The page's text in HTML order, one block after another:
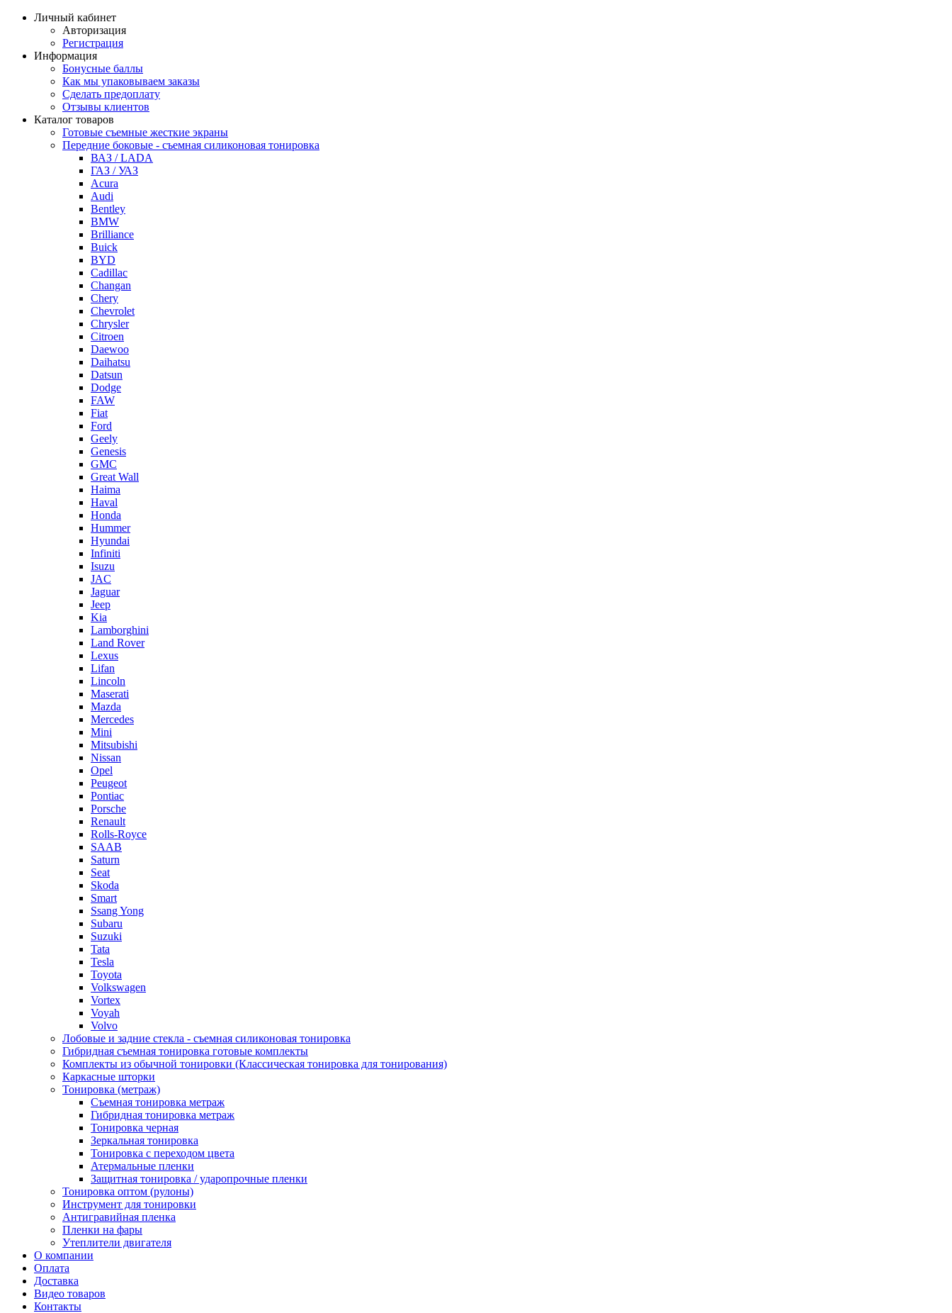
Личный кабинет
Авторизация
Регистрация
Информация
Бонусные баллы
Как мы упаковываем заказы
Сделать предоплату
Отзывы клиентов
Каталог товаров
Готовые съемные жесткие экраны
Передние боковые - съемная силиконовая тонировка
ВАЗ / LADA
ГАЗ / УАЗ
Acura
Audi
Bentley
BMW
Brilliance
Buick
BYD
Cadillac
Changan
Chery
Chevrolet
Chrysler
Citroen
Daewoo
Daihatsu
Datsun
Dodge
FAW
Fiat
Ford
Geely
Genesis
GMC
Great Wall
Haima
Haval
Honda
Hummer
Hyundai
Infiniti
Isuzu
JAC
Jaguar
Jeep
Kia
Lamborghini
Land Rover
Lexus
Lifan
Lincoln
Maserati
Mazda
Mercedes
Mini
Mitsubishi
Nissan
Opel
Peugeot
Pontiac
Porsche
Renault
Rolls-Royce
SAAB
Saturn
Seat
Skoda
Smart
Ssang Yong
Subaru
Suzuki
Tata
Tesla
Toyota
Volkswagen
Vortex
Voyah
Volvo
Лобовые и задние стекла - съемная силиконовая тонировка
Гибридная съемная тонировка готовые комплекты
Комплекты из обычной тонировки (Классическая тонировка для тонирования)
Каркасные шторки
Тонировка (метраж)
Съемная тонировка метраж
Гибридная тонировка метраж
Тонировка черная
Зеркальная тонировка
Тонировка с переходом цвета
Атермальные пленки
Защитная тонировка / ударопрочные пленки
Тонировка оптом (рулоны)
Инструмент для тонировки
Антигравийная пленка
Пленки на фары
Утеплители двигателя
О компании
Оплата
Доставка
Видео товаров
Контакты